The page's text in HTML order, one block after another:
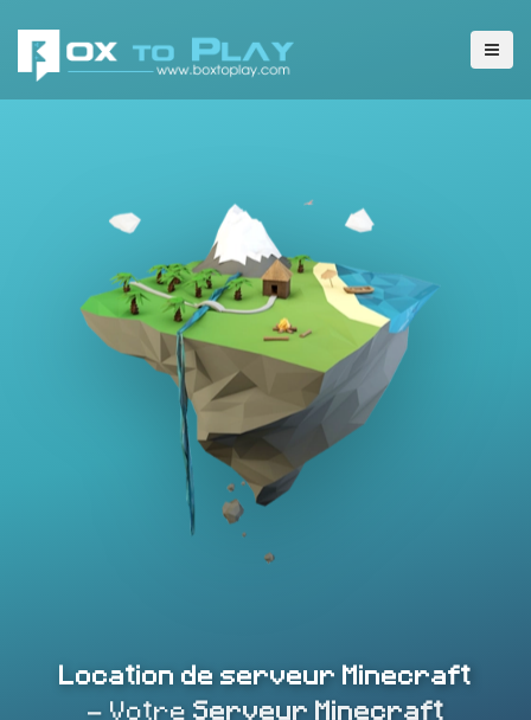
Location de serveur Minecraft
- Votre Serveur Minecraft